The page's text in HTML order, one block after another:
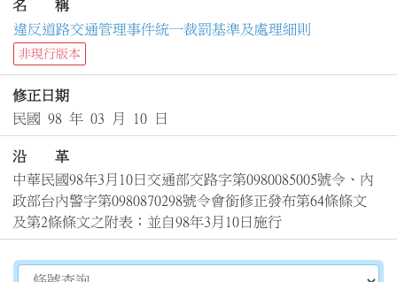
名 稱
違反道路交通管理事件統一裁罰基準及處理細則
非現行版本
修正日期
民國 98 年 03 月 10 日
沿 革
中華民國98年3月10日交通部交路字第0980085005號令、內
政部台內警字第0980870298號令會銜修正發布第64條條文
及第2條條文之附表；並自98年3月10日施行
切換選擇法規資訊內容